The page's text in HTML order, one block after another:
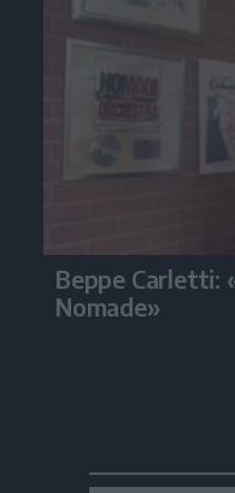
Beppe Carletti:
Nomade»